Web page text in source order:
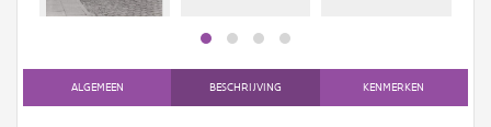
AanmeldenALGEMEEN BESCHRIJVING KENMERKEN